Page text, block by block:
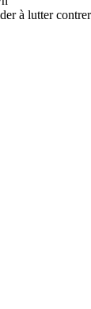
à lutter